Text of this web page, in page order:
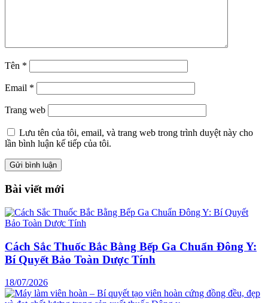
Tên *
Email *
Trang web
Lưu tên của tôi, email, và trang web trong trình duyệt này cho
lần bình luận kế tiếp của tôi.
Bài viết mới
Cách Sắc Thuốc Bắc Bằng Bếp Ga Chuẩn Đông Y:
Bí Quyết Bảo Toàn Dược Tính
18/07/2026